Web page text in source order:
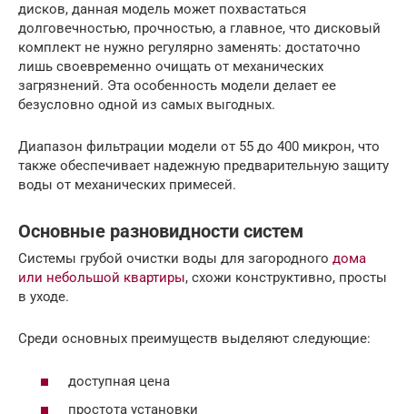
дисков, данная модель может похвастаться
долговечностью, прочностью, а главное, что дисковый
комплект не нужно регулярно заменять: достаточно
лишь своевременно очищать от механических
загрязнений. Эта особенность модели делает ее
безусловно одной из самых выгодных.
Диапазон фильтрации модели от 55 до 400 микрон, что
также обеспечивает надежную предварительную защиту
воды от механических примесей.
Основные разновидности систем
Системы грубой очистки воды для загородного дома
или небольшой квартиры, схожи конструктивно, просты
в уходе.
Среди основных преимуществ выделяют следующие:
доступная цена
простота установки